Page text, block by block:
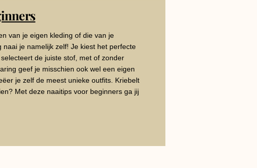
van je eigen kleding of die van je
naai je namelijk zelf! Je kiest het perfecte
de juiste stof, met of zonder
geef je misschien ook wel een eigen
je zelf de meest unieke outfits. Kriebelt
Met deze naaitips voor beginners ga jij